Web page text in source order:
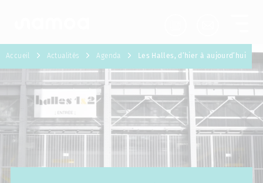
Accueil Actualités Agenda Les Halles, d’hier à aujourd’hui